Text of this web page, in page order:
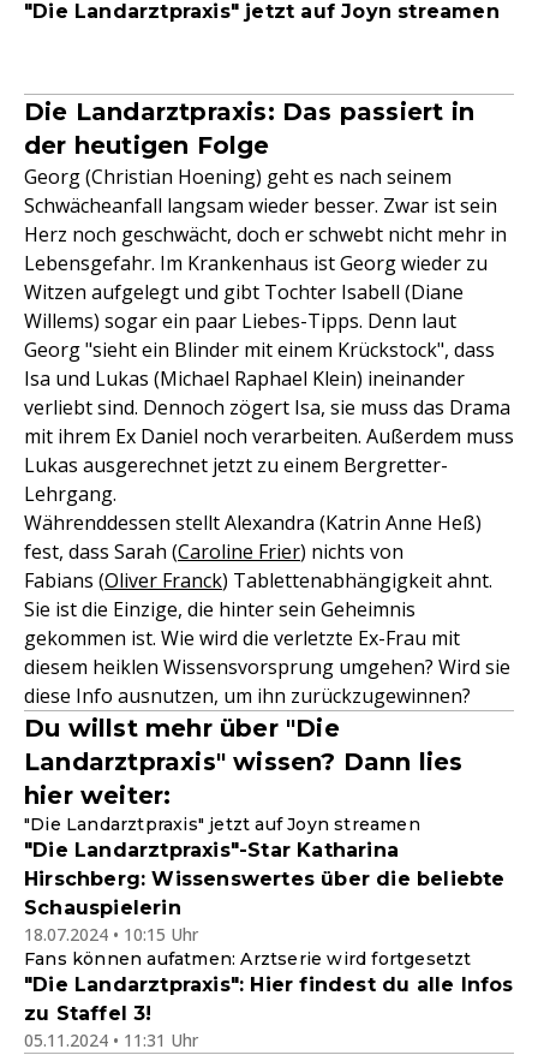
"Die Landarztpraxis" jetzt auf Joyn streamen
Die Landarztpraxis: Das passiert in
der heutigen Folge
Georg (Christian Hoening) geht es nach seinem
Schwächeanfall langsam wieder besser. Zwar ist sein
Herz noch geschwächt, doch er schwebt nicht mehr in
Lebensgefahr. Im Krankenhaus ist Georg wieder zu
Witzen aufgelegt und gibt Tochter Isabell (Diane
Willems) sogar ein paar Liebes-Tipps. Denn laut
Georg "sieht ein Blinder mit einem Krückstock", dass
Isa und Lukas (Michael Raphael Klein) ineinander
verliebt sind. Dennoch zögert Isa, sie muss das Drama
mit ihrem Ex Daniel noch verarbeiten. Außerdem muss
Lukas ausgerechnet jetzt zu einem Bergretter-
Lehrgang.
Währenddessen stellt Alexandra (Katrin Anne Heß)
fest, dass Sarah (Caroline Frier) nichts von
Fabians (Oliver Franck) Tablettenabhängigkeit ahnt.
Sie ist die Einzige, die hinter sein Geheimnis
gekommen ist. Wie wird die verletzte Ex-Frau mit
diesem heiklen Wissensvorsprung umgehen? Wird sie
diese Info ausnutzen, um ihn zurückzugewinnen?
Du willst mehr über "Die
Landarztpraxis" wissen? Dann lies
hier weiter:
"Die Landarztpraxis" jetzt auf Joyn streamen
"Die Landarztpraxis"-Star Katharina
Hirschberg: Wissenswertes über die beliebte
Schauspielerin
18.07.2024 • 10:15 Uhr
Fans können aufatmen: Arztserie wird fortgesetzt
"Die Landarztpraxis": Hier findest du alle Infos
zu Staffel 3!
05.11.2024 • 11:31 Uhr